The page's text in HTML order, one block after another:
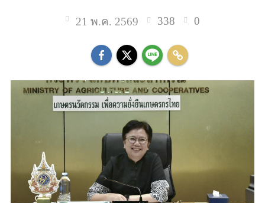
21 พ.ค. 2569 338 0